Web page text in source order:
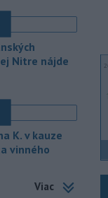
AFP, odhalil ju
s „vysokou
proruskej
názvom
v Lozorne
k zrážke
Nitre nájde
K. v kauze
vinného
Viac